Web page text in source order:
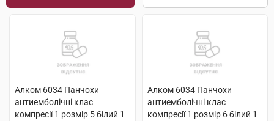
Алком 6034 Панчохи
антиемболічні клас
компресії 1 розмір 5 білий 1
Алком 6034 Панчохи
антиемболічні клас
компресії 1 розмір 6 білий 1